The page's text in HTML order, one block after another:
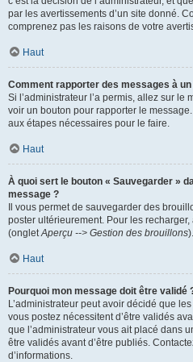
par les avertissements d’un site donné.
comprenez pas les raisons de votre
Haut
Comment rapporter des messages à
Si l’administrateur l’a permis, allez sur le
voir un bouton pour rapporter le
aux étapes nécessaires pour le faire.
Haut
À quoi sert le bouton « Sauvegarder »
message ?
Il vous permet de sauvegarder des
poster ultérieurement. Pour les
(ongletAperçu --> Gestion des brouillons).
Haut
Pourquoi mon message doit être validé
L’administrateur peut avoir décidé que
vous postez nécessitent d’être validés
que l’administrateur vous ait placé dans
être validés avant d’être publiés.
d’informations.